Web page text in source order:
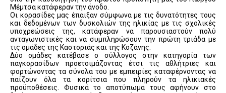
Μέμτσα κατάφεραν την άνοδο.
Οι κορασίδες μας έπαιξαν σύμφωνα με τις δυνατότητες τους
και δεδομένων των δυσκολιών της ηλικίας με τις σχολικές
υποχρεώσεις της, κατάφεραν να παρουσιαστούν πολύ
ανταγωνιστικές και να συμπληρώσουν την πρώτη τριάδα με
τις ομάδες της Καστοριάς και της Κοζάνης.
Δύο ομάδες κατέβασε ο σύλλογος στην κατηγορία των
παγκορασίδων προετοιμάζοντας έτσι τις αθλήτριες και
φορτώνοντας τα σύνολα του με εμπειρίες καταφέρνοντας να
παίζουν όλα τα κορίτσια που πληρούν τα ηλικιακές
προϋποθέσεις. Φυσικά το αποτύπωμα τους αφήνουν στο